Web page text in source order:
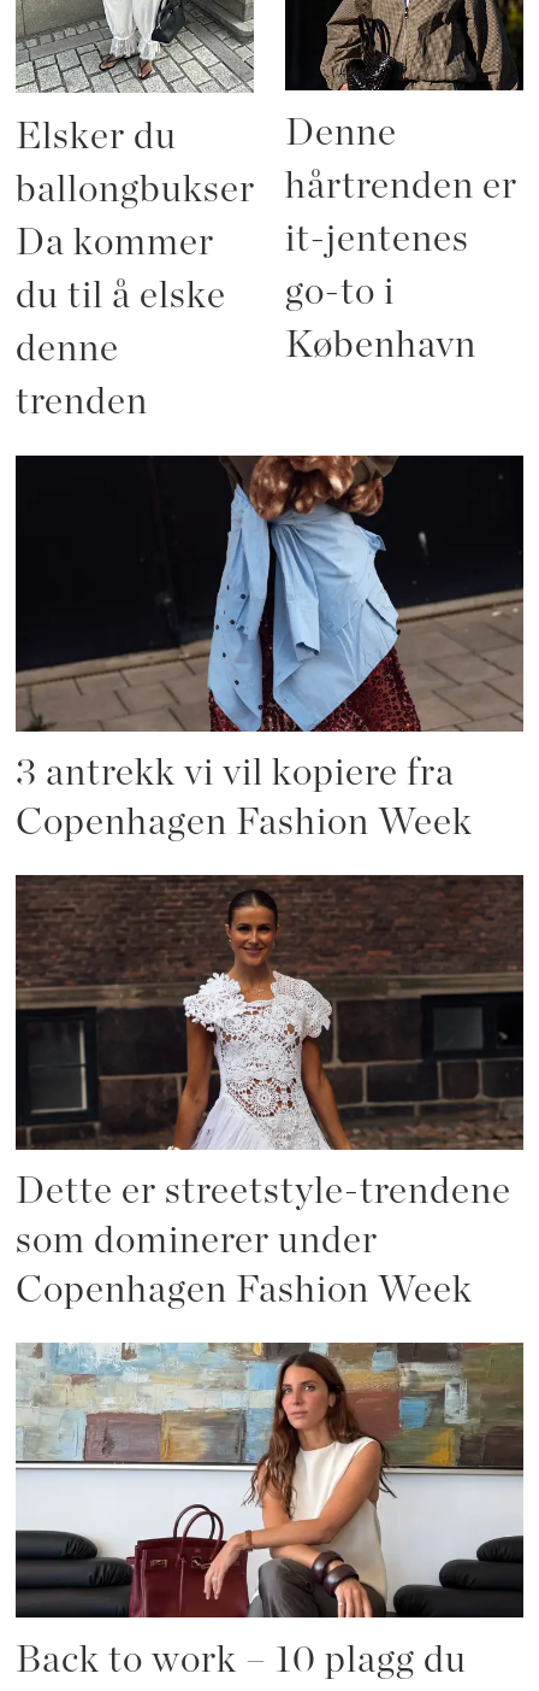
Elsker du
ballongbukser?
Da kommer
du til å elske
denne
trenden
Denne
hårtrenden er
it-jentenes
go-to i
København
3 antrekk vi vil kopiere fra
Copenhagen Fashion Week
Dette er streetstyle-trendene
som dominerer under
Copenhagen Fashion Week
Back to work – 10 plagg du